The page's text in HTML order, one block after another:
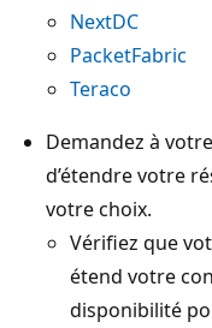
NextDC
PacketFabric
Teraco
Demandez à
d’étendre votre
votre choix.
Vérifiez que
étend votre
disponibilité